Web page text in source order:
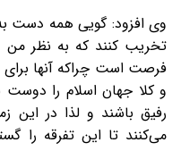
وی افزود: گویی همه دست
تخریب کنند که به نظر من
فرصت است چراکه آنها
و کلا جهان اسلام را
رفیق باشند و لذا در این
می‌کنند تا این تفرقه را